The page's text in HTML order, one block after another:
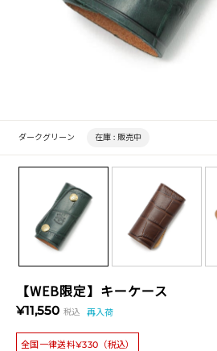
【WEB限定】キーケース
¥11,550 税込 再入荷
全国一律送料¥330（税込）
ダークグリーン 在庫 : 販売中